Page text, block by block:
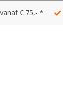
€ 75,- *